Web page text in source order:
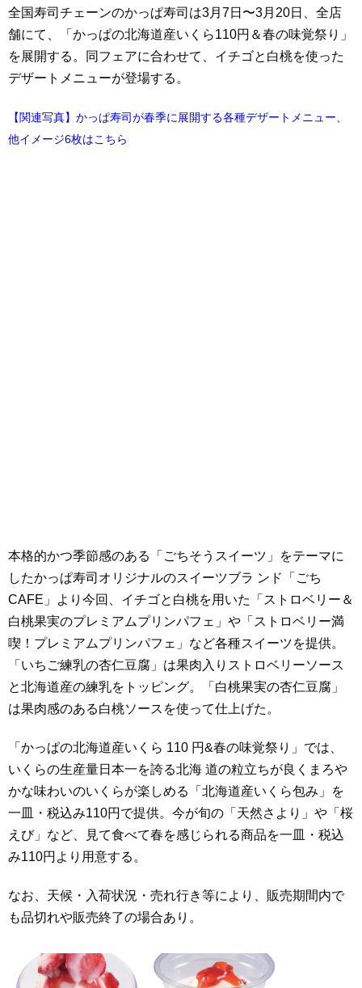
全国寿司チェーンのかっぱ寿司は3月7日〜3月20日、全店
舗にて、「かっぱの北海道産いくら110円＆春の味覚祭り」
を展開する。同フェアに合わせて、イチゴと白桃を使った
デザートメニューが登場する。
【関連写真】かっぱ寿司が春季に展開する各種デザートメニュー、
他イメージ6枚はこちら
本格的かつ季節感のある「ごちそうスイーツ」をテーマに
したかっぱ寿司オリジナルのスイーツブラ ンド「ごち
CAFE」より今回、イチゴと白桃を用いた「ストロベリー＆
白桃果実のプレミアムプリンパフェ」や「ストロベリー満
喫！プレミアムプリンパフェ」など各種スイーツを提供。
「いちご練乳の杏仁豆腐」は果肉入りストロベリーソース
と北海道産の練乳をトッピング。「白桃果実の杏仁豆腐」
は果肉感のある白桃ソースを使って仕上げた。
「かっぱの北海道産いくら 110 円&春の味覚祭り」では、
いくらの生産量日本一を誇る北海 道の粒立ちが良くまろや
かな味わいのいくらが楽しめる「北海道産いくら包み」を
一皿・税込み110円で提供。今が旬の「天然さより」や「桜
えび」など、見て食べて春を感じられる商品を一皿・税込
み110円より用意する。
なお、天候・入荷状況・売れ行き等により、販売期間内で
も品切れや販売終了の場合あり。